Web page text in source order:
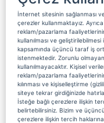
İnternet sitesinin sağlanması
çerezler kullanmaktayız.
reklam/pazarlama
kullanılması ve
kapsamında üçüncü taraf iş
istenmektedir. Zorunlu
kullanılmayacaktır. Kişisel
reklam/pazarlama
kılınması ve kişiselleştirme
siteye tekrar girdiğinizde
İsteğe bağlı çerezlere ilişkin
belirtebilirsiniz. Bizim ve
çerezlere ilişkin tercih